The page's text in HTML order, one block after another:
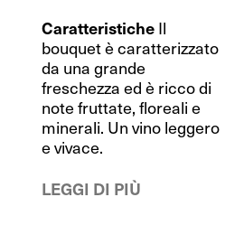
Caratteristiche Il
bouquet è caratterizzato
da una grande
freschezza ed è ricco di
note fruttate, floreali e
minerali. Un vino leggero
e vivace.
LEGGI DI PIÙ